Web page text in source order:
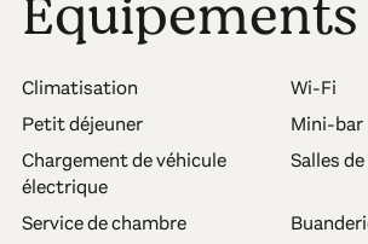
Équipements
Climatisation
Wi-Fi
Petit déjeuner
Mini-bar
Chargement de véhicule
électrique
Salles
Service de chambre